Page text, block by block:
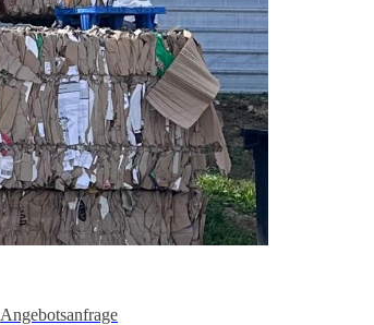
Angebotsanfrage